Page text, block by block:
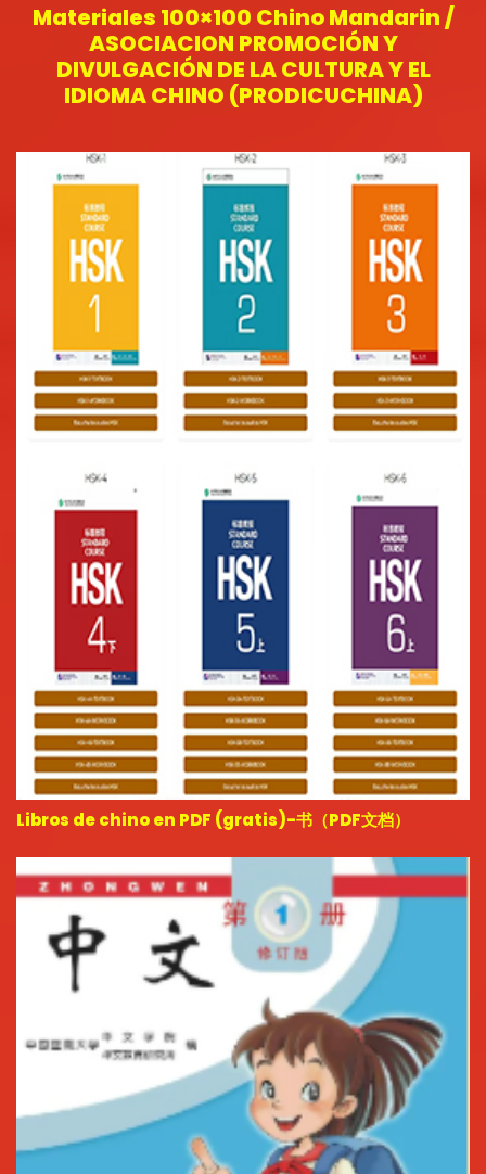
Materiales 100×100 Chino Mandarin /
ASOCIACION PROMOCIÓN Y
DIVULGACIÓN DE LA CULTURA Y EL
IDIOMA CHINO (PRODICUCHINA)
Libros de chino en PDF (gratis)-书（PDF文档）